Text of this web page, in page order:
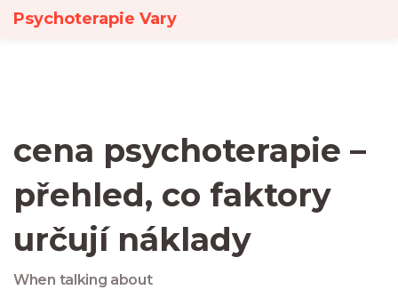
Psychoterapie Vary
cena psychoterapie –
přehled, co faktory
určují náklady
When talking about